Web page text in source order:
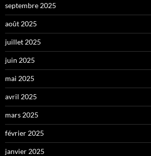
septembre 2025
août 2025
juillet 2025
juin 2025
mai 2025
avril 2025
mars 2025
février 2025
janvier 2025